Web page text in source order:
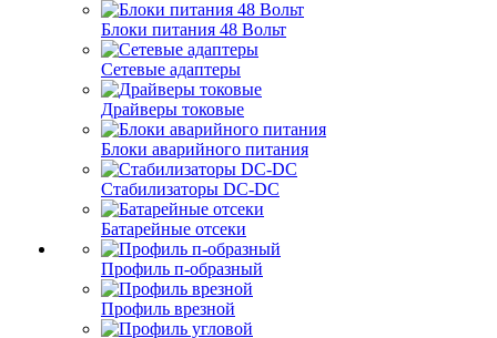
Блоки питания 48 Вольт
Сетевые адаптеры
Драйверы токовые
Блоки аварийного питания
Стабилизаторы DC-DC
Батарейные отсеки
Профиль п-образный
Профиль врезной